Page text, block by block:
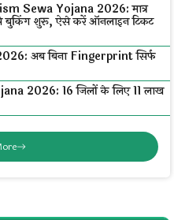
Sewa Yojana 2026: मात्र
बुकिंग शुरू, ऐसे करें ऑनलाइन टिकट
अब बिना Fingerprint सिर्फ
2026: 16 जिलों के लिए ₹11 लाख